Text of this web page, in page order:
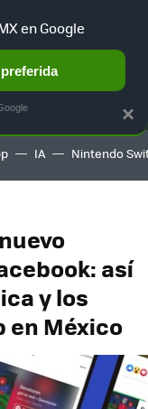
TERRITORIO
IA Nintendo
así
y los
en México
×
en Google